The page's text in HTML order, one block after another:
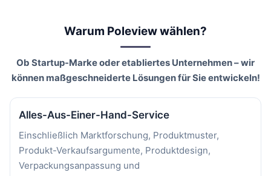
Warum Poleview wählen?
Ob Startup-Marke oder etabliertes Unternehmen – wir
können maßgeschneiderte Lösungen für Sie entwickeln!
Alles-Aus-Einer-Hand-Service
Einschließlich Marktforschung, Produktmuster,
Produkt-Verkaufsargumente, Produktdesign,
Verpackungsanpassung und